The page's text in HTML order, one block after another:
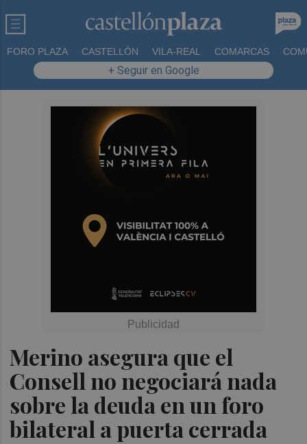
FORO PLAZA CASTELLÓN VILA-REAL COMARCAS
+ Seguir en Google
Merino asegura que el
Consell no negociará nada
sobre la deuda en un foro
bilateral a puerta cerrada